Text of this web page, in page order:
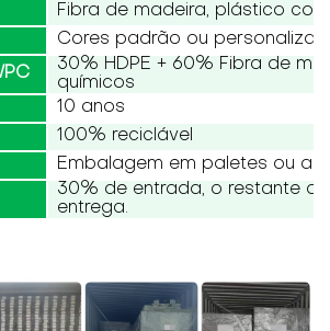
Fibra de madeira, plástico
Cores padrão ou
30% HDPE + 60% Fibra de
químicos
10 anos
100% reciclável
Embalagem em paletes ou a
30% de entrada, o restante
entrega.